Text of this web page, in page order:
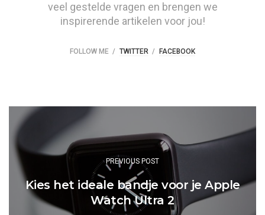
veel gestelde vragen en brengen we
inspirerende artikelen voor jou!
FOLLOW ME TWITTER FACEBOOK
Post
navigation
PREVIOUS POST
Kies het ideale bandje voor je Apple
Watch Ultra 2